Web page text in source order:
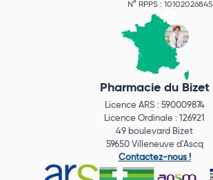
N° RPPS : 10102026845
Pharmacie du Bizet
Licence ARS : 590009874
Licence Ordinale : 126921
49 boulevard Bizet
59650 Villeneuve d'Ascq
Contactez-nous !